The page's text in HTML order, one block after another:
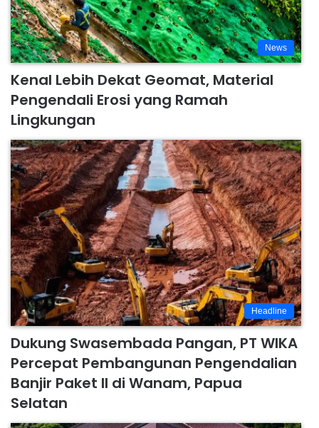
News
Kenal Lebih Dekat Geomat, Material
Pengendali Erosi yang Ramah
Lingkungan
Headline
Dukung Swasembada Pangan, PT WIKA
Percepat Pembangunan Pengendalian
Banjir Paket II di Wanam, Papua
Selatan